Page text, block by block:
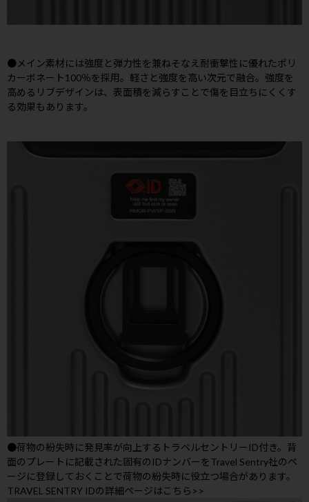
●メイン素材には強度と弾力性を兼ねそなえ耐衝撃性に優れたポリ
カーボネート100％を採用。軽さと強度を高い次元で融合。強度を
高めるリブデザインは、表面積を減らすことで傷を目立ちにくくす
る効果もあります。
●荷物の紛失時に発見率が向上するトラベルセントリーID付き。背
面のプレートに記載された固有のIDナンバーをTravel Sentry社のペ
ージに登録しておくことで荷物の紛失時に役立つ場合があります。
TRAVEL SENTRY IDの詳細ページはこちら>>